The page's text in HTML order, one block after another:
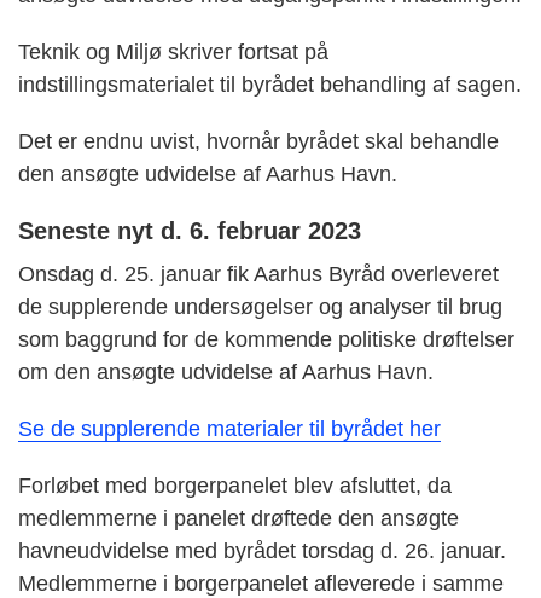
Teknik og Miljø skriver fortsat på
indstillingsmaterialet til byrådet behandling af sagen.
Det er endnu uvist, hvornår byrådet skal behandle
den ansøgte udvidelse af Aarhus Havn.
Seneste nyt d. 6. februar 2023
Onsdag d. 25. januar fik Aarhus Byråd overleveret
de supplerende undersøgelser og analyser til brug
som baggrund for de kommende politiske drøftelser
om den ansøgte udvidelse af Aarhus Havn.
Se de supplerende materialer til byrådet her
Forløbet med borgerpanelet blev afsluttet, da
medlemmerne i panelet drøftede den ansøgte
havneudvidelse med byrådet torsdag d. 26. januar.
Medlemmerne i borgerpanelet afleverede i samme